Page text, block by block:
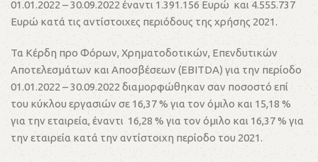
01.01.2022 – 30.09.2022 έναντι 1.391.156 Ευρώ και 4.555.737
Ευρώ κατά τις αντίστοιχες περιόδους της χρήσης 2021.
Τα Κέρδη προ Φόρων, Χρηματοδοτικών, Επενδυτικών
Αποτελεσμάτων και Αποσβέσεων (EBITDA) για την περίοδο
01.01.2022 – 30.09.2022 διαμορφώθηκαν σαν ποσοστό επί
του κύκλου εργασιών σε 16,37 % για τον όμιλο και 15,18 %
για την εταιρεία, έναντι 16,28 % για τον όμιλο και 16,37 % για
την εταιρεία κατά την αντίστοιχη περίοδο του 2021.